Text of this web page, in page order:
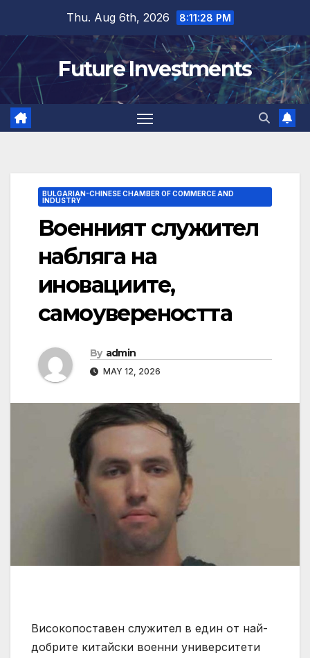
content
Thu. Aug 6th, 2026 8:11:29 PM
Future Investments
BULGARIAN-CHINESE CHAMBER OF COMMERCE AND
INDUSTRY
Военният служител
набляга на
иновациите,
самоувереността
By admin
MAY 12, 2026
Високопоставен служител в един от най-
добрите китайски военни университети